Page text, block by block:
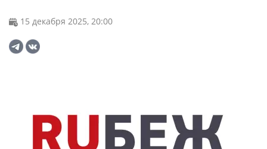
15 декабря 2025, 20:00